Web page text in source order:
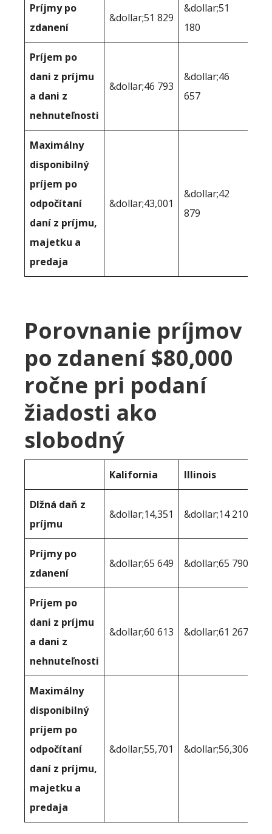
Príjmy po
zdanení
&dollar;51 829
&dollar;51
180
Príjem po
dani z príjmu
a dani z
nehnuteľnosti
&dollar;46 793
&dollar;46
657
Maximálny
disponibilný
príjem po
odpočítaní
daní z príjmu,
majetku a
predaja
&dollar;43,001
&dollar;42
879
Porovnanie príjmov
po zdanení $80,000
ročne pri podaní
žiadosti ako
slobodný
Kalifornia Illinois
Dlžná daň z
príjmu
&dollar;14,351 &dollar;14 210
Príjmy po
zdanení
&dollar;65 649 &dollar;65 790
Príjem po
dani z príjmu
a dani z
nehnuteľnosti
&dollar;60 613 &dollar;61 267
Maximálny
disponibilný
príjem po
odpočítaní
daní z príjmu,
majetku a
predaja
&dollar;55,701 &dollar;56,306